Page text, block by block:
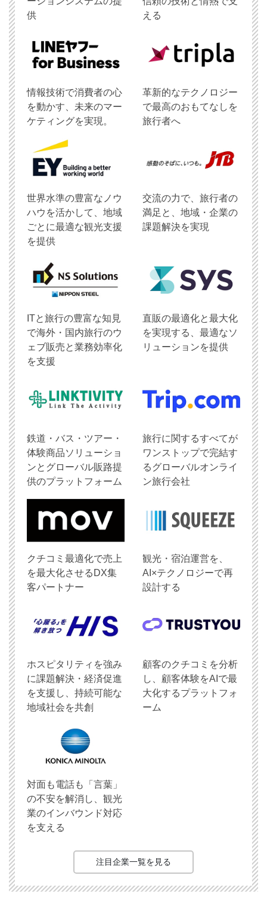
供
える
情報技術で消費者の心
を動かす、未来のマー
ケティングを実現。
革新的なテクノロジー
で最高のおもてなしを
旅行者へ
世界水準の豊富なノウ
ハウを活かして、地域
ごとに最適な観光支援
を提供
交流の力で、旅行者の
満足と、地域・企業の
課題解決を実現
ITと旅行の豊富な知見
で海外・国内旅行のウ
ェブ販売と業務効率化
を支援
直販の最適化と最大化
を実現する、最適なソ
リューションを提供
鉄道・バス・ツアー・
体験商品ソリューショ
ンとグローバル販路提
供のプラットフォーム
旅行に関するすべてが
ワンストップで完結す
るグローバルオンライ
ン旅行会社
クチコミ最適化で売上
を最大化させるDX集
客パートナー
観光・宿泊運営を、
AI×テクノロジーで再
設計する
ホスピタリティを強み
に課題解決・経済促進
を支援し、持続可能な
地域社会を共創
顧客のクチコミを分析
し、顧客体験をAIで最
大化するプラットフォ
ーム
対面も電話も「言葉」
の不安を解消し、観光
業のインバウンド対応
を支える
注目企業一覧を見る